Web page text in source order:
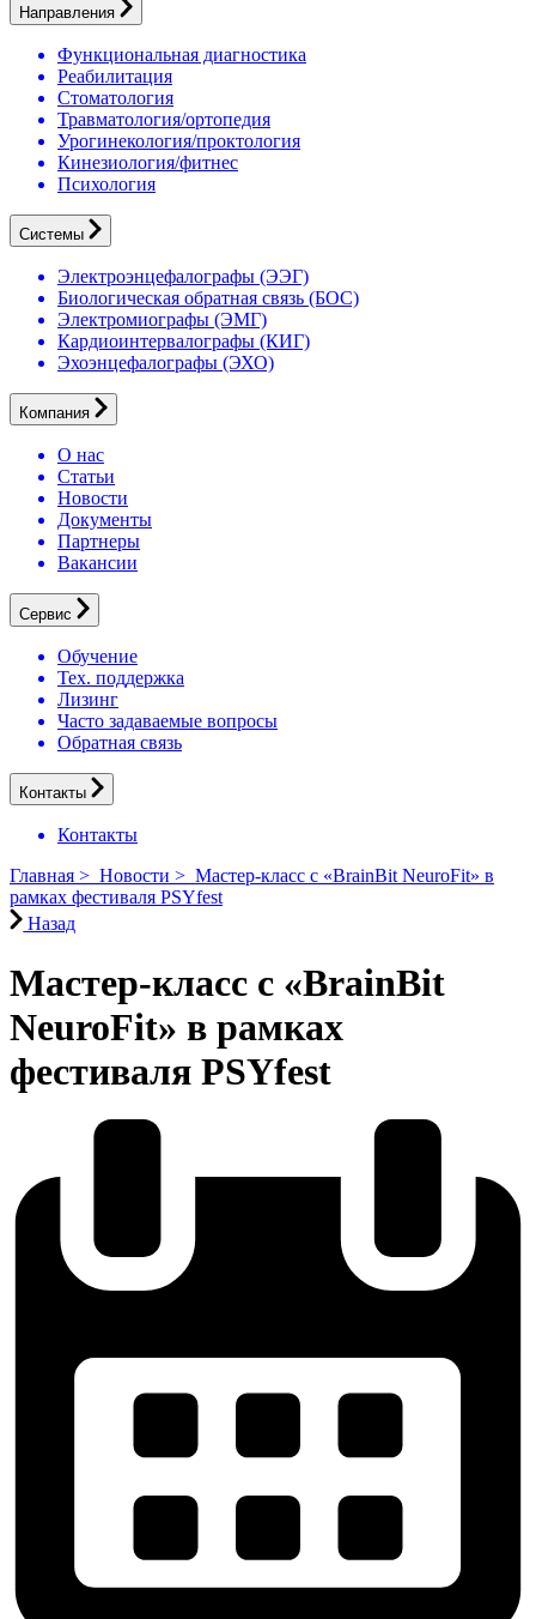
Направления
Функциональная диагностика
Реабилитация
Стоматология
Травматология/ортопедия
Урогинекология/проктология
Кинезиология/фитнес
Психология
Системы
Электроэнцефалографы (ЭЭГ)
Биологическая обратная связь (БОС)
Электромиографы (ЭМГ)
Кардиоинтервалографы (КИГ)
Эхоэнцефалографы (ЭХО)
Компания
О нас
Статьи
Новости
Документы
Партнеры
Вакансии
Сервис
Обучение
Тех. поддержка
Лизинг
Часто задаваемые вопросы
Обратная связь
Контакты
Контакты
Главная > Новости > Мастер-класс c «BrainBit NeuroFit» в
рамках фестиваля PSYfest
Назад
Мастер-класс c «BrainBit
NeuroFit» в рамках
фестиваля PSYfest